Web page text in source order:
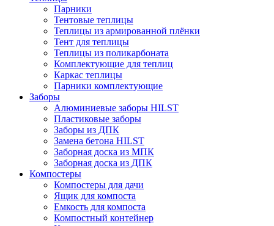
Парники
Тентовые теплицы
Теплицы из армированной плёнки
Тент для теплицы
Теплицы из поликарбоната
Комплектующие для теплиц
Каркас теплицы
Парники комплектующие
Заборы
Алюминиевые заборы HILST
Пластиковые заборы
Заборы из ДПК
Замена бетона HILST
Заборная доска из МПК
Заборная доска из ДПК
Компостеры
Компостеры для дачи
Ящик для компоста
Емкость для компоста
Компостный контейнер